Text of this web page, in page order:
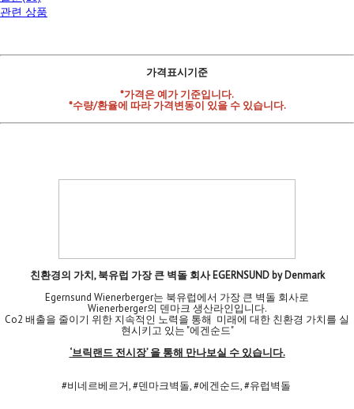
관련 상품
가격표시기준
*가격은 예가 기준입니다.
*수량/환율에 따라 가격변동이 있을 수 있습니다.
친환경의 가치, 북유럽 가장 큰 벽돌 회사 EGERNSUND by Denmark
Egernsund Wienerberger는 북유럽에서 가장 큰 벽돌 회사로
Wienerberger의 덴마크 생산라인입니다.
Co2 배출을 줄이기 위한 지속적인 노력을 통해 미래에 대한 친환경 가치를 실
현시키고 있는 "에겐순드"
‘브릭랜드 전시장’ 을 통해 만나보실 수 있습니다.
#비네르베르거, #덴마크벽돌, #에겐순드, #유럽벽돌